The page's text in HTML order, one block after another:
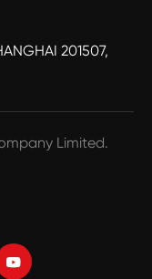
201507,
Limited.
